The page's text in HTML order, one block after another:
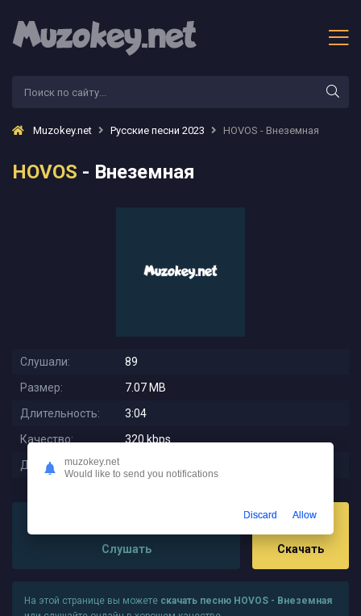
Muzokey.net Русские песни 2023 HOVOS - Внеземная
HOVOS - Внеземная
Слушали:
89
Размер:
7.07 MB
Длительность:
3:04
Качество:
320 kbps
Дата релиза:
Слушать Скачать
На этой странице вы можете скачать песню HOVOS - Внеземная
muzokey.net
Would like to send you notifications
Discard Allow